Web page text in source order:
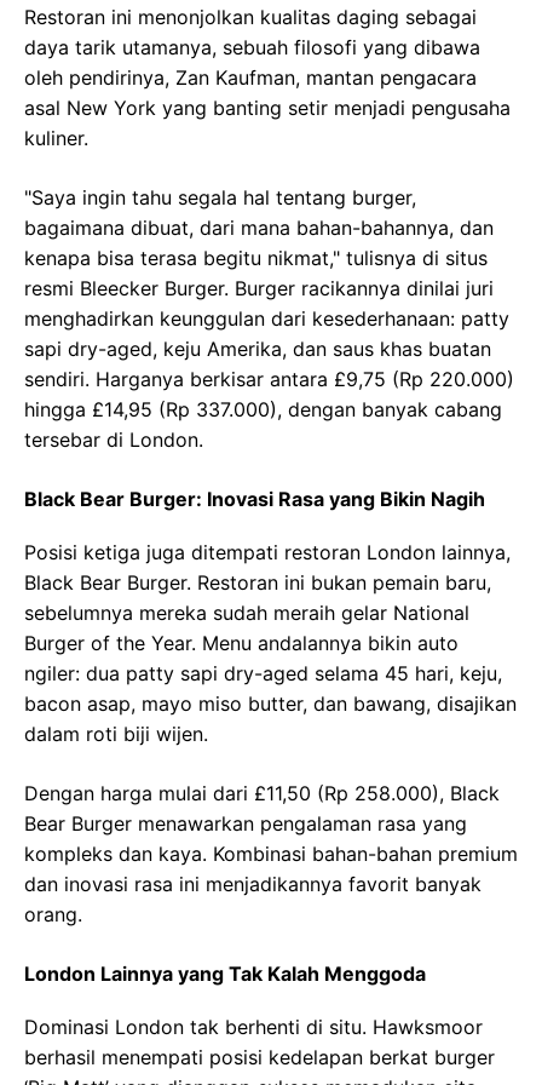
Restoran ini menonjolkan kualitas daging sebagai
daya tarik utamanya, sebuah filosofi yang dibawa
oleh pendirinya, Zan Kaufman, mantan pengacara
asal New York yang banting setir menjadi pengusaha
kuliner.
"Saya ingin tahu segala hal tentang burger,
bagaimana dibuat, dari mana bahan-bahannya, dan
kenapa bisa terasa begitu nikmat," tulisnya di situs
resmi Bleecker Burger. Burger racikannya dinilai juri
menghadirkan keunggulan dari kesederhanaan: patty
sapi dry-aged, keju Amerika, dan saus khas buatan
sendiri. Harganya berkisar antara £9,75 (Rp 220.000)
hingga £14,95 (Rp 337.000), dengan banyak cabang
tersebar di London.
Black Bear Burger: Inovasi Rasa yang Bikin Nagih
Posisi ketiga juga ditempati restoran London lainnya,
Black Bear Burger. Restoran ini bukan pemain baru,
sebelumnya mereka sudah meraih gelar National
Burger of the Year. Menu andalannya bikin auto
ngiler: dua patty sapi dry-aged selama 45 hari, keju,
bacon asap, mayo miso butter, dan bawang, disajikan
dalam roti biji wijen.
Dengan harga mulai dari £11,50 (Rp 258.000), Black
Bear Burger menawarkan pengalaman rasa yang
kompleks dan kaya. Kombinasi bahan-bahan premium
dan inovasi rasa ini menjadikannya favorit banyak
orang.
London Lainnya yang Tak Kalah Menggoda
Dominasi London tak berhenti di situ. Hawksmoor
berhasil menempati posisi kedelapan berkat burger